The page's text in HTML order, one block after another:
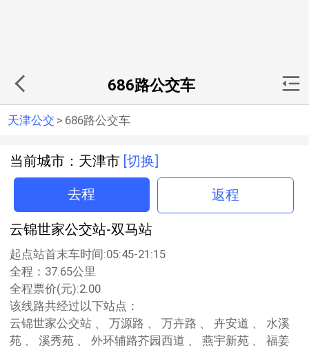
686路公交车
天津公交 > 686路公交车
当前城市：天津市 [切换]
去程 返程
云锦世家公交站-双马站
起点站首末车时间:05:45-21:15
全程：37.65公里
全程票价(元):2.00
该线路共经过以下站点：
云锦世家公交站 、 万源路 、 万卉路 、 卉安道 、 水溪
苑 、 溪秀苑 、 外环辅路芥园西道 、 燕宇新苑 、 福姜